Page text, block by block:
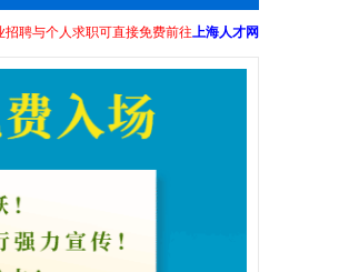
招聘与个人求职可直接免费前往上海人才网